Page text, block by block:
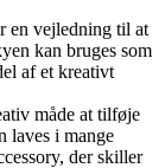
en vejledning til at
kan bruges som
af et kreativt
måde at tilføje
laves i mange
der skiller